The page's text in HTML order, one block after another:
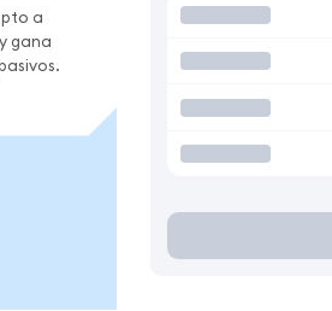
a
gana